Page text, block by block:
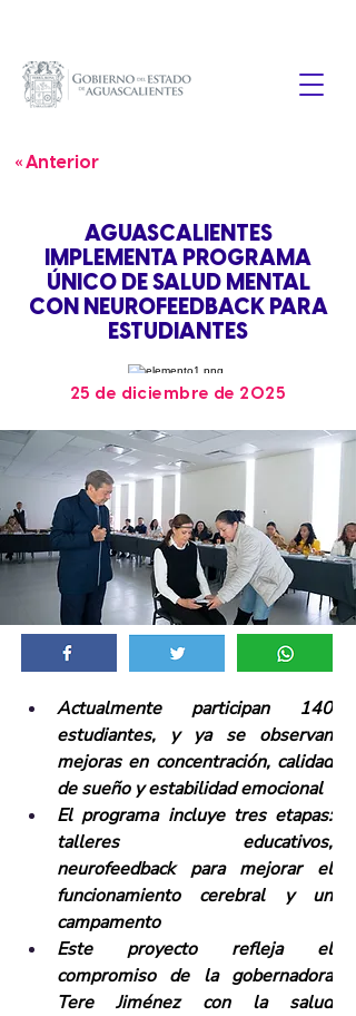
« Anterior
AGUASCALIENTES
IMPLEMENTA PROGRAMA
ÚNICO DE SALUD MENTAL
CON NEUROFEEDBACK PARA
ESTUDIANTES
25 de diciembre de 2025
Actualmente participan 140
estudiantes, y ya se observan
mejoras en concentración, calidad
de sueño y estabilidad emocional
El programa incluye tres etapas:
talleres educativos,
neurofeedback para mejorar el
funcionamiento cerebral y un
campamento
Este proyecto refleja el
compromiso de la gobernadora
Tere Jiménez con la salud